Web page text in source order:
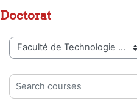
Doctorat
Course categories
Search courses